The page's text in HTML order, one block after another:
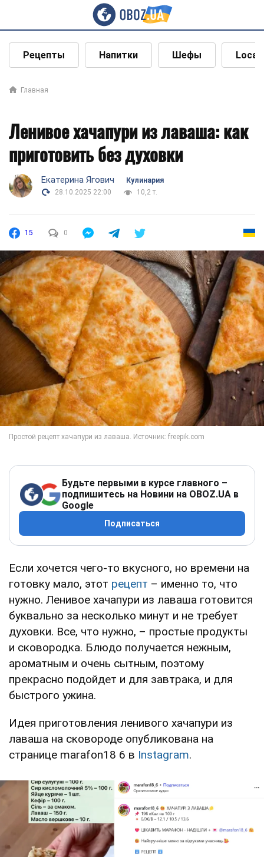
Рецепты Напитки Шефы Local
Главная
Ленивое хачапури из лаваша: как
приготовить без духовки
Екатерина Ягович
Кулинария
28.10.2025 22:00
10,2 т.
15 0
Будьте первыми в курсе главного –
подпишитесь на Новини на OBOZ.UA в
Google
Подписаться
Если хочется чего-то вкусного, но времени на
готовку мало, этот рецепт – именно то, что
нужно. Ленивое хачапури из лаваша готовится
буквально за несколько минут и не требует
духовки. Все, что нужно, – простые продукты
и сковородка. Блюдо получается нежным,
ароматным и очень сытным, поэтому
прекрасно подойдет и для завтрака, и для
быстрого ужина.
Идея приготовления ленивого хачапури из
лаваша на сковороде опубликована на
странице marafon18 6 в Instagram.